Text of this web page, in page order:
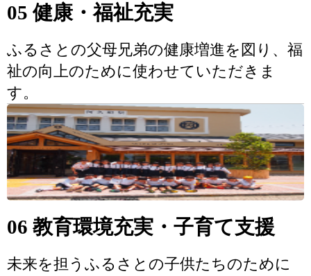
05 健康・福祉充実
ふるさとの父母兄弟の健康増進を図り、福
祉の向上のために使わせていただきま
す。
06 教育環境充実・子育て支援
未来を担うふるさとの子供たちのために